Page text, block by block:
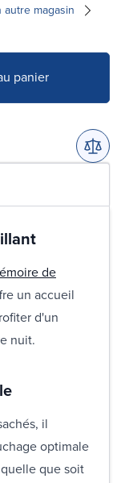
magasin
panier
de
un accueil
d'un
nuit.
il
optimale
que soit